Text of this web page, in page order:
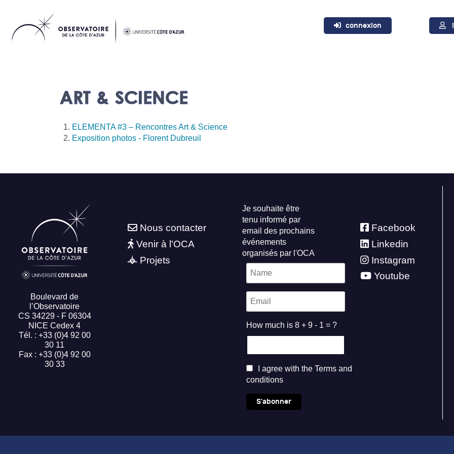
connexion
ART & SCIENCE
ELEMENTA #3 – Rencontres Art & Science
Exposition photos - Florent Dubreuil
Boulevard de
l’Observatoire
CS 34229 - F 06304
NICE Cedex 4
Tél. : +33 (0)4 92 00
30 11
Fax : +33 (0)4 92 00
30 33
Nous contacter
Venir à l'OCA
Projets
Je souhaite être
tenu informé par
email des prochains
événements
organisés par l'OCA
How much is 8 + 9 - 1 = ?
I agree with the Terms and
conditions
S'abonner
Facebook
Linkedin
Instagram
Youtube